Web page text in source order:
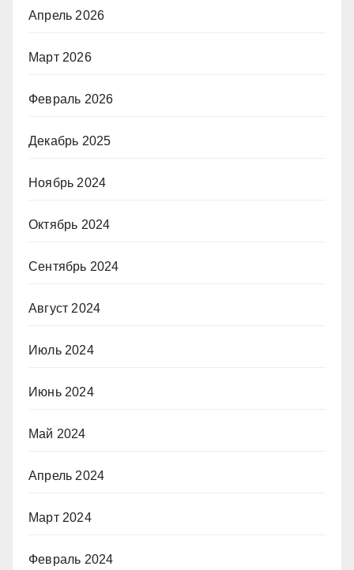
Апрель 2026
Март 2026
Февраль 2026
Декабрь 2025
Ноябрь 2024
Октябрь 2024
Сентябрь 2024
Август 2024
Июль 2024
Июнь 2024
Май 2024
Апрель 2024
Март 2024
Февраль 2024